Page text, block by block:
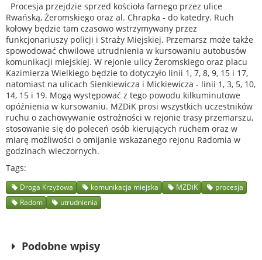
Procesja przejdzie sprzed kościoła farnego przez ulice
Rwańską, Żeromskiego oraz al. Chrapka - do katedry. Ruch
kołowy będzie tam czasowo wstrzymywany przez
funkcjonariuszy policji i Straży Miejskiej. Przemarsz może także
spowodować chwilowe utrudnienia w kursowaniu autobusów
komunikacji miejskiej. W rejonie ulicy Żeromskiego oraz placu
Kazimierza Wielkiego będzie to dotyczyło linii 1, 7, 8, 9, 15 i 17,
natomiast na ulicach Sienkiewicza i Mickiewicza - linii 1, 3, 5, 10,
14, 15 i 19. Mogą występować z tego powodu kilkuminutowe
opóźnienia w kursowaniu. MZDiK prosi wszystkich uczestników
ruchu o zachowywanie ostrożności w rejonie trasy przemarszu,
stosowanie się do poleceń osób kierujących ruchem oraz w
miarę możliwości o omijanie wskazanego rejonu Radomia w
godzinach wieczornych.
Tags
Droga Krzyżowa komunikacja miejska MZDiK
procesja
Radom
utrudnienia
Podobne wpisy